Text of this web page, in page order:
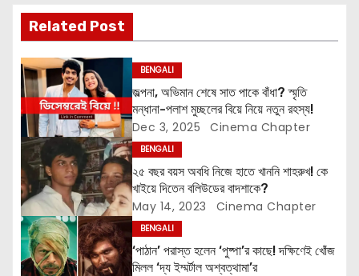
v
i
g
a
t
i
o
n
Related Post
BENGALI
জল্পনা, অভিমান শেষে সাত পাকে বাঁধা? স্মৃতি
মন্ধানা-পলাশ মুচ্ছলের বিয়ে নিয়ে নতুন রহস্য!
Dec 3, 2025 Cinema Chapter
BENGALI
২৫ বছর বয়স অবধি নিজে হাতে খাননি শাহরুখ! কে
খাইয়ে দিতেন বলিউডের বাদশাকে?
May 14, 2023 Cinema Chapter
BENGALI
‘পাঠান’ পরাস্ত হলেন ‘পুষ্পা’র কাছে! দক্ষিণেই খোঁজ
মিলল ‘দ্য ইম্মর্টাল অশ্বত্থামা’র